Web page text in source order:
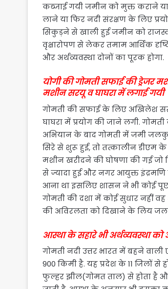
कब्जाई गयी जमीन को मुक्त कराने
लाने या फिर नदी संरक्षण के लिए
सिकुड़ने से खाली हुई जमीन को
वृक्षारोपण से लेकर तमाम आर्थिक
और अर्थव्यवस्था दोनों का पूरक होगा.
योगी की गोमती सफाई की ड्रेजर
मशीन सरयू व घाघरा में लगाई गयी
गोमती की सफाई के लिए अखिलेश
घाघरा में प्रयोग की जाने लगी.
अभियान के बाद गोमती में जमी
सिरे से शुरू हुई, तो तत्कालीन डीएम
मशीन खरीदने की घोषणा की गई जो
से ज्यादा हुई और नगर आयुक्त इंद्रमणि
आना था इसलिए शासन ने भी कोई
गोमती की दशा में कोई सुधार नहीं
की अविरलता को दिखाने के लिय
आस्था के सहारे भी अर्थव्यवस्था
गोमती नदी उत्तर भारत में बहने
900 किमी है. यह प्रदेश के 11 जिलों से
फुल्हर झील(गोमत ताल) से होता है